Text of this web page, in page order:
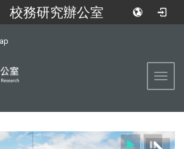
校務研究辦公室